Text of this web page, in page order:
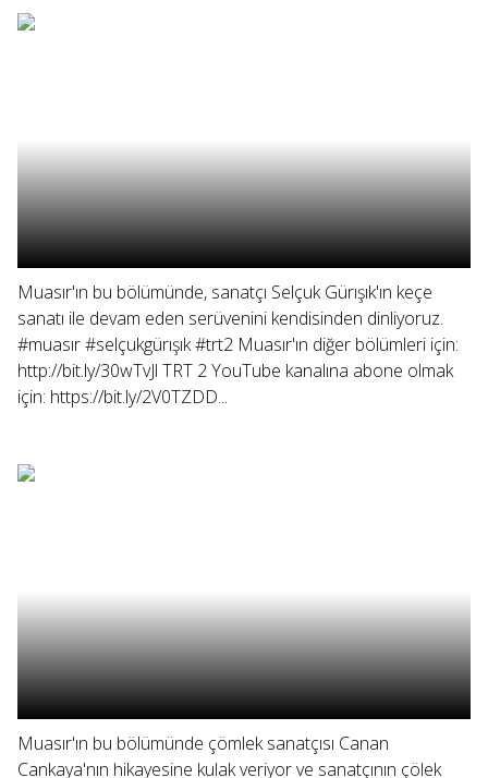
Muasır'ın bu bölümünde, sanatçı Selçuk Gürışık'ın keçe
sanatı ile devam eden serüvenini kendisinden dinliyoruz.
#muasır #selçukgürışık #trt2 Muasır'ın diğer bölümleri için:
http://bit.ly/30wTvJl TRT 2 YouTube kanalına abone olmak
için: https://bit.ly/2V0TZDD...
Muasır'ın bu bölümünde çömlek sanatçısı Canan
Cankaya'nın hikayesine kulak veriyor ve sanatçının çölek